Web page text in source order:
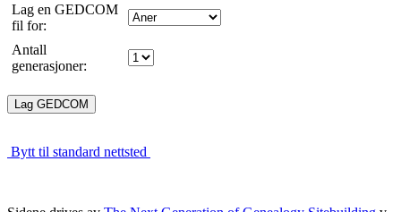
Lag en GEDCOM
fil for:
Antall
generasjoner:
Bytt til standard nettsted